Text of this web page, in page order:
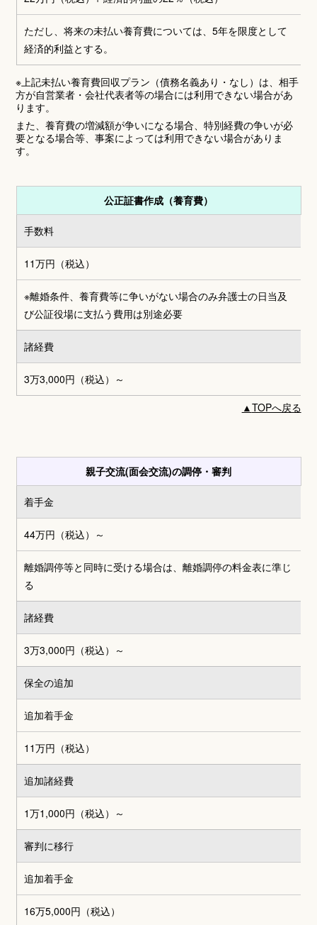
ただし、将来の未払い養育費については、5年を限度として
経済的利益とする。
※上記未払い養育費回収プラン（債務名義あり・なし）は、相手
方が自営業者・会社代表者等の場合には利用できない場合があ
ります。
また、養育費の増減額が争いになる場合、特別経費の争いが必
要となる場合等、事案によっては利用できない場合がありま
す。
公正証書作成（養育費）
手数料
11万円 （税込）
※離婚条件、養育費等に争いがない場合のみ弁護士の日当及
び公証役場に支払う費用は別途必要
諸経費
3万3,000円 （税込）～
▲TOPへ戻る
親子交流(面会交流)の調停・審判
着手金
44万円 （税込）～
離婚調停等と同時に受ける場合は、離婚調停の料金表に準じ
る
諸経費
3万3,000円 （税込）～
保全の追加
追加着手金
11万円（税込）
追加諸経費
1万1,000円（税込）～
審判に移行
追加着手金
16万5,000円（税込）